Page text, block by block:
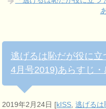
逃げるは恥だが役に
4月号2019)あらすじ
2019年2月24日 [kISS ,逃げる